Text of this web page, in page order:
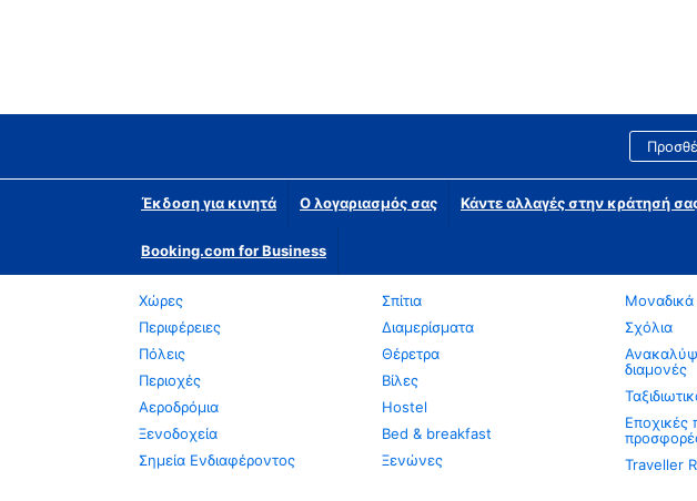
Έκδοση για κινητά Ο λογαριασμός σας Κάντε αλλαγές στην κράτησή
Booking.com for Business
Χώρες
Περιφέρειες
Πόλεις
Περιοχές
Αεροδρόμια
Ξενοδοχεία
Σημεία Ενδιαφέροντος
Σπίτια
Διαμερίσματα
Θέρετρα
Βίλες
Hostel
Bed & breakfast
Ξενώνες
Σχόλια
διαμονές
Εποχικές
Traveller